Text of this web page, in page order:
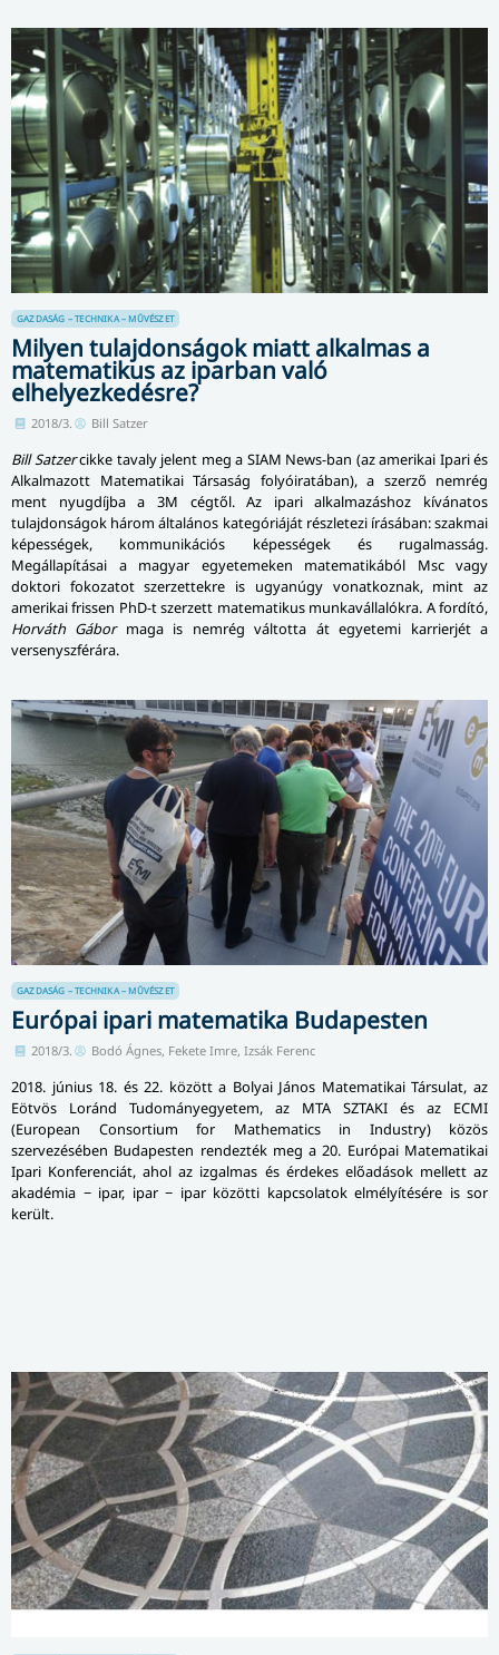
GAZDASÁG – TECHNIKA – MŰVÉSZET
Milyen tulajdonságok miatt alkalmas a
matematikus az iparban való
elhelyezkedésre?
2018/3. Bill Satzer
Bill Satzercikke tavaly jelent meg a SIAM News-ban (az amerikai Ipari és
Alkalmazott Matematikai Társaság folyóiratában), a szerző nemrég
ment nyugdíjba a 3M cégtől. Az ipari alkalmazáshoz kívánatos
tulajdonságok három általános kategóriáját részletezi írásában: szakmai
képességek, kommunikációs képességek és rugalmasság.
Megállapításai a magyar egyetemeken matematikából Msc vagy
doktori fokozatot szerzettekre is ugyanúgy vonatkoznak, mint az
amerikai frissen PhD-t szerzett matematikus munkavállalókra. A fordító,
Horváth Gábormaga is nemrég váltotta át egyetemi karrierjét a
versenyszférára.
GAZDASÁG – TECHNIKA – MŰVÉSZET
Európai ipari matematika Budapesten
2018/3. Bodó Ágnes, Fekete Imre, Izsák Ferenc
2018. június 18. és 22. között a Bolyai János Matematikai Társulat, az
Eötvös Loránd Tudományegyetem, az MTA SZTAKI és az ECMI
(European Consortium for Mathematics in Industry) közös
szervezésében Budapesten rendezték meg a 20. Európai Matematikai
Ipari Konferenciát, ahol az izgalmas és érdekes előadások mellett az
akadémia − ipar, ipar − ipar közötti kapcsolatok elmélyítésére is sor
került.